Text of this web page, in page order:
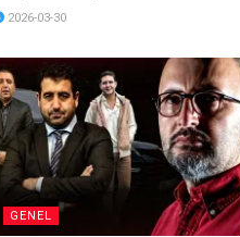
2026-03-30
GENEL